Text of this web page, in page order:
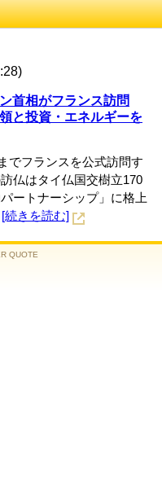
首相がフランス訪問
と投資・エネルギーを
でフランスを公式訪問す
仏はタイ仏国交樹立170
ートナーシップ」に格上
[続きを読む]
QUOTE